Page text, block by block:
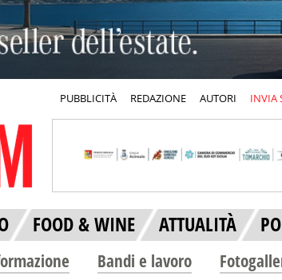
PUBBLICITÀ REDAZIONE AUTORI INVIA
FOOD & WINE ATTUALITÀ
Bandi e lavoro